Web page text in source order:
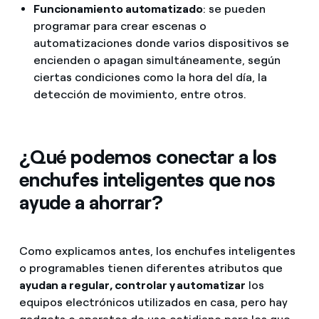
Funcionamiento automatizado: se pueden
programar para crear escenas o
automatizaciones donde varios dispositivos se
encienden o apagan simultáneamente, según
ciertas condiciones como la hora del día, la
detección de movimiento, entre otros.
¿Qué podemos conectar a los
enchufes inteligentes que nos
ayude a ahorrar?
Como explicamos antes, los enchufes inteligentes
o programables tienen diferentes atributos que
ayudan a regular, controlar y automatizar los
equipos electrónicos utilizados en casa, pero hay